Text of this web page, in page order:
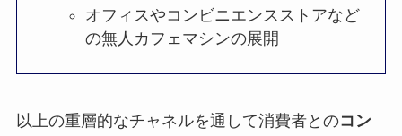
オフィスやコンビニエンスストアなど
の無人カフェマシンの展開
以上の重層的なチャネルを通して消費者とのコン